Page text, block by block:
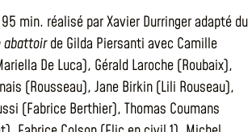
min. réalisé par Xavier Durringer adapté du
abattoirde Gilda Piersanti avec Camille
De Luca), Gérald Laroche (Roubaix),
(Rousseau), Jane Birkin (Lili Rouseau),
(Fabrice Berthier), Thomas Coumans